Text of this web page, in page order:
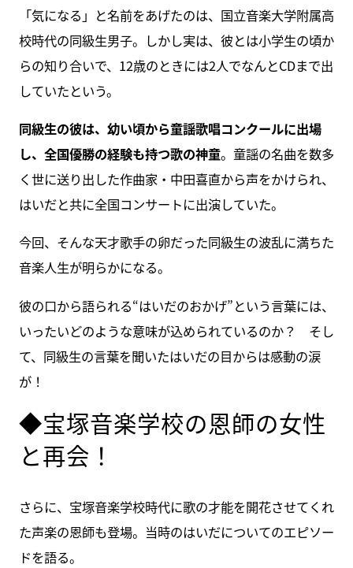
「気になる」と名前をあげたのは、国立音楽大学附属高
校時代の同級生男子。しかし実は、彼とは小学生の頃か
らの知り合いで、12歳のときには2人でなんとCDまで出
していたという。
同級生の彼は、幼い頃から童謡歌唱コンクールに出場
し、全国優勝の経験も持つ歌の神童。童謡の名曲を数多
く世に送り出した作曲家・中田喜直から声をかけられ、
はいだと共に全国コンサートに出演していた。
今回、そんな天才歌手の卵だった同級生の波乱に満ちた
音楽人生が明らかになる。
彼の口から語られる“はいだのおかげ”という言葉には、
いったいどのような意味が込められているのか？ そし
て、同級生の言葉を聞いたはいだの目からは感動の涙
が！
◆宝塚音楽学校の恩師の女性
と再会！
さらに、宝塚音楽学校時代に歌の才能を開花させてくれ
た声楽の恩師も登場。当時のはいだについてのエピソー
ドを語る。